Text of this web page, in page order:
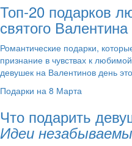
Топ-20 подарков
святого Валентина
Романтические подарки,
признание в чувствах к
девушек на Валентинов день
Подарки на 8 Марта
Что подарить
Идеи